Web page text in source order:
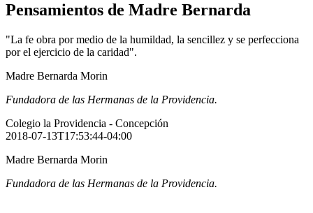
Pensamientos de Madre Bernarda
"La fe obra por medio de la humildad, la sencillez y se perfecciona
por el ejercicio de la caridad".
Madre Bernarda Morin
Fundadora de las Hermanas de la Providencia.
Colegio la Providencia - Concepción
2018-07-13T17:53:44-04:00
Madre Bernarda Morin
Fundadora de las Hermanas de la Providencia.